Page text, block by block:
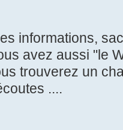
informations,
avez aussi "le
trouverez un
....